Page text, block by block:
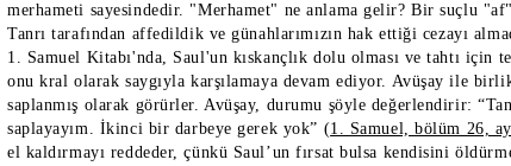
merhameti sayesindedir. "Merhamet" ne anlama gelir? Bir suçlu
Tanrı tarafından affedildik ve günahlarımızın hak ettiği cezayı
1. Samuel Kitabı'nda, Saul'un kıskançlık dolu olması ve tahtı için
onu kral olarak saygıyla karşılamaya devam ediyor. Avüşay ile
saplanmış olarak görürler. Avüşay, durumu şöyle değerlendirir:
saplayayım. İkinci bir darbeye gerek yok” (1. Samuel, bölüm 26,
el kaldırmayı reddeder, çünkü Saul’un fırsat bulsa kendisini